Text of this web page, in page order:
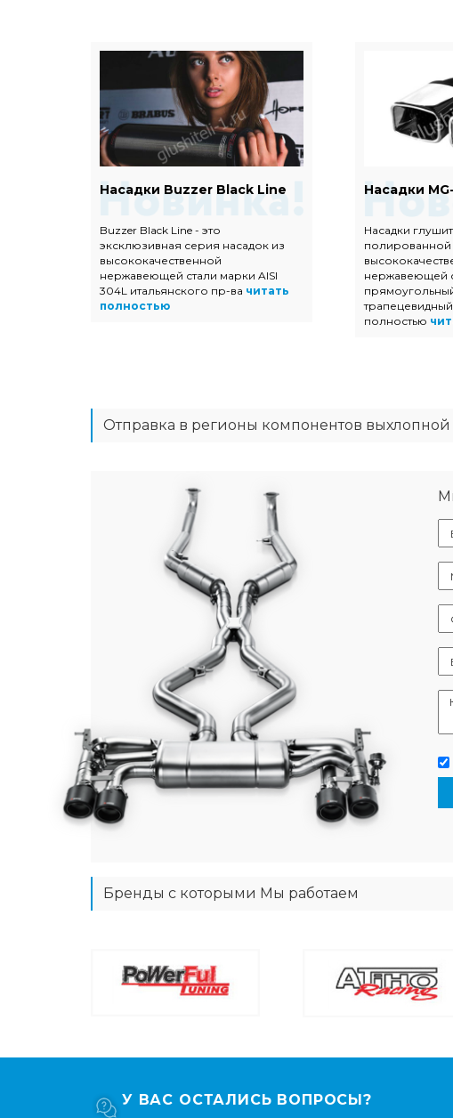
Насадки Buzzer Black Line
Buzzer Black Line - это
эксклюзивная серия насадок из
высококачественной
нержавеющей стали марки AISI
304L итальянского пр-ва читать
полностью
Насадки
Насадки
полированной
нержавеющей
трапецевидный
полностью
Отправка в регионы компонентов
Бренды с которыми Мы работаем
У ВАС ОСТАЛИСЬ ВОПРОСЫ?